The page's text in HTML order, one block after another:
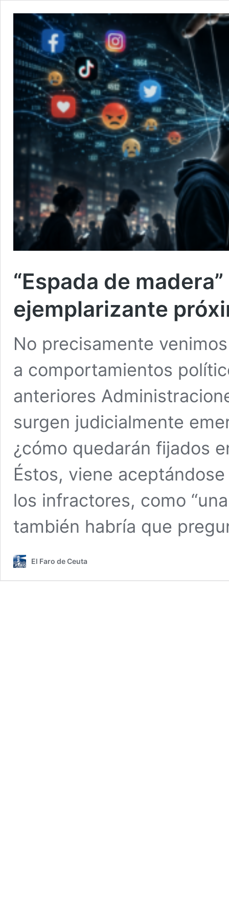
“Espada de
ejemplarizante
No precisamente
a comportamientos
anteriores
surgen judicialmente
¿cómo quedarán fijados
Éstos, viene
los infractores, como
también habría que
El Faro de Ceuta